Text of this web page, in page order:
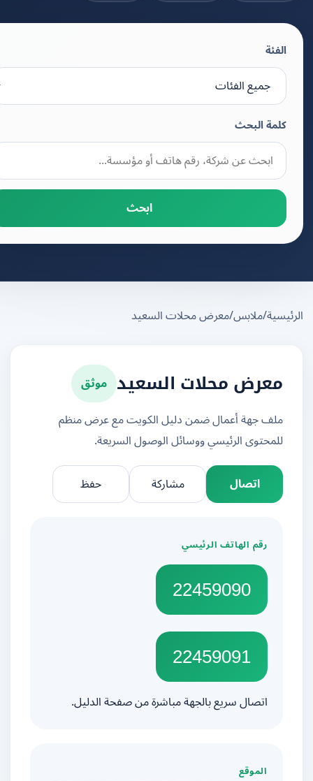
كلمة البحث
ابحث
/ملابس/معرض محلات السعيد
معرض محلات السعيد موثق
ملف جهة أعمال ضمن دليل الكويت مع عرض منظم
للمحتوى الرئيسي ووسائل الوصول السريعة.
اتصال
مشاركة
رقم الهاتف الرئيسي
22459090
22459091
اتصال سريع بالجهة مباشرة من صفحة الدليل.
الموقع